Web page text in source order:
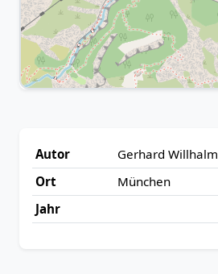
Autor
Gerhard Willhalm
Ort
München
Jahr